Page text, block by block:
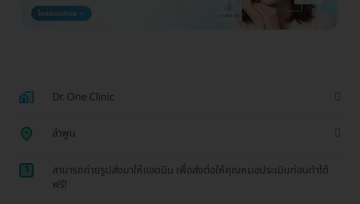
Dr. One Clinic
ลำพูน
1
สามารถถ่ายรูปส่งมาให้แอดมิน เพื่อส่งต่อให้คุณหมอประเมินก่อนทำได้
ฟรี!